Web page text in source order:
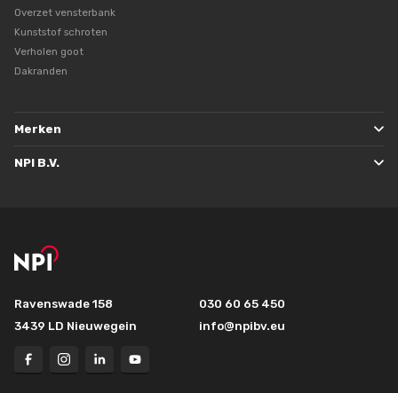
Overzet vensterbank
Kunststof schroten
Verholen goot
Dakranden
Merken
NPI B.V.
Ravenswade 158
030 60 65 450
3439 LD Nieuwegein
info@npibv.eu